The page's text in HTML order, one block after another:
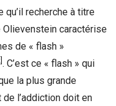
recherche à titre
Olievenstein caractérise
de « flash »
. C’est ce « flash » qui
la plus grande
l’addiction doit en